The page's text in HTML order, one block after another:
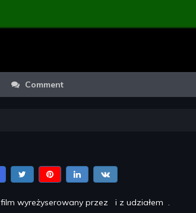
Comment
film wyreżyserowany przez i z udziałem .